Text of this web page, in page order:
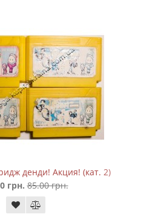
денди! Акция! (кат. 2)
грн. 85.00 грн.